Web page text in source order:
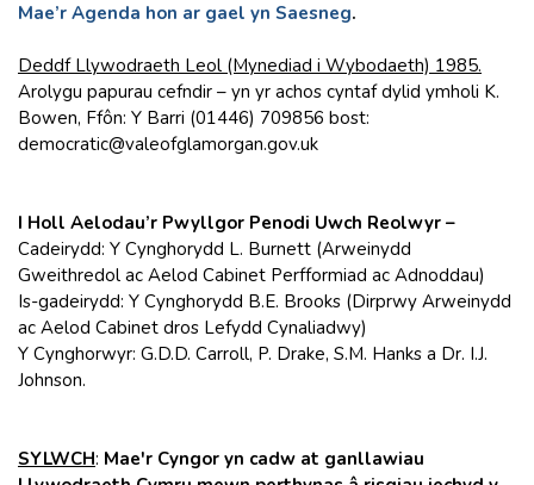
Mae’r Agenda hon ar gael yn Saesneg.
Deddf Llywodraeth Leol (Mynediad i Wybodaeth) 1985.
Arolygu papurau cefndir – yn yr achos cyntaf dylid ymholi K.
Bowen, Ffôn: Y Barri (01446) 709856 bost:
democratic@valeofglamorgan.gov.uk
I Holl Aelodau’r Pwyllgor Penodi Uwch Reolwyr –
Cadeirydd: Y Cynghorydd L. Burnett (Arweinydd
Gweithredol ac Aelod Cabinet Perfformiad ac Adnoddau)
Is-gadeirydd: Y Cynghorydd B.E. Brooks (Dirprwy Arweinydd
ac Aelod Cabinet dros Lefydd Cynaliadwy)
Y Cynghorwyr: G.D.D. Carroll, P. Drake, S.M. Hanks a Dr. I.J.
Johnson.
SYLWCH: Mae'r Cyngor yn cadw at ganllawiau